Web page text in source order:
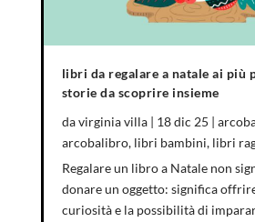
libri da regalare a natale ai più
storie da scoprire insieme
davirginia villa| 18 dic 25 |
arcobalibro, libri bambini, libri
Regalare un libro a Natale non
donare un oggetto: significa
curiosità e la possibilità di